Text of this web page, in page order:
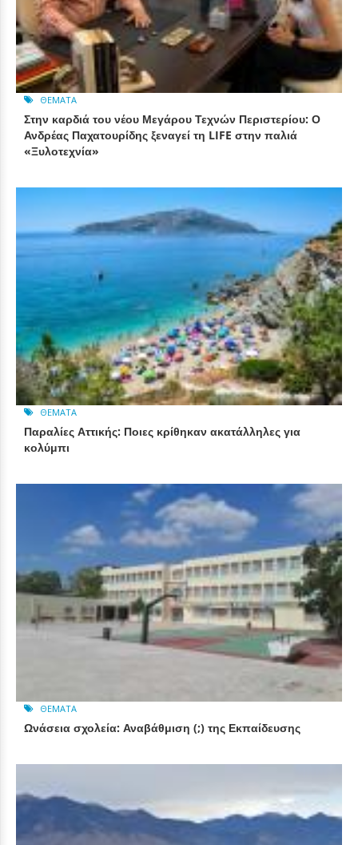
ΘΈΜΑΤΑ
Στην καρδιά του νέου Μεγάρου Τεχνών Περιστερίου: Ο
Ανδρέας Παχατουρίδης ξεναγεί τη LIFE στην παλιά
«Ξυλοτεχνία»
ΘΈΜΑΤΑ
Παραλίες Αττικής: Ποιες κρίθηκαν ακατάλληλες για
κολύμπι
ΘΈΜΑΤΑ
Ωνάσεια σχολεία: Αναβάθμιση (;) της Εκπαίδευσης